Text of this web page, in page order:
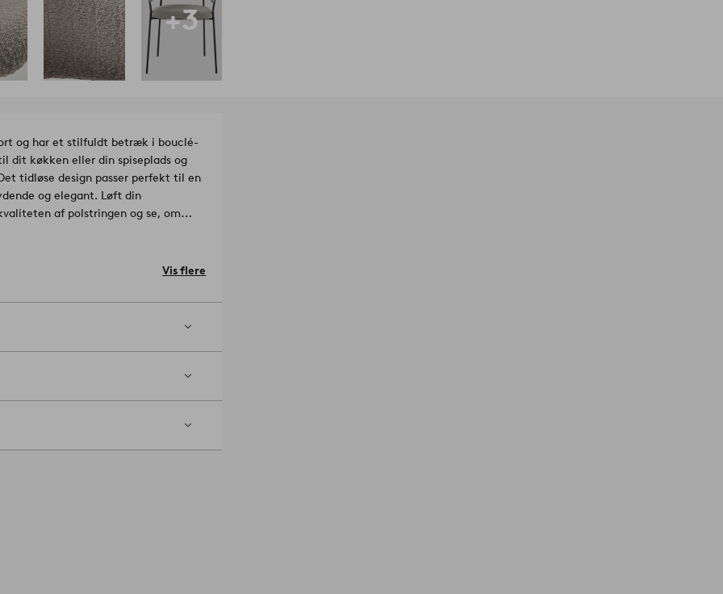
+3
og har et stilfuldt betræk i bouclé-
dit køkken eller din spiseplads og
tidløse design passer perfekt til en
og elegant. Løft din
af polstringen og se, om
tænke over det i ro og mag. Stoffet
krav til ansvarlig fremstilling i hele
Hvis du har et følsomt gulv,
Vis flere